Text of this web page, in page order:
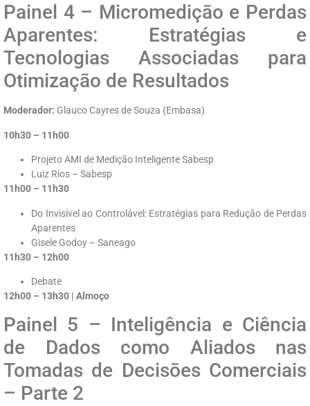
Painel 4 – Micromedição e Perdas
Aparentes: Estratégias e
Tecnologias Associadas para
Otimização de Resultados
Moderador: Glauco Cayres de Souza (Embasa)
10h30 – 11h00
Projeto AMI de Medição Inteligente Sabesp
Luiz Rios – Sabesp
11h00 – 11h30
Do Invisível ao Controlável: Estratégias para Redução de Perdas
Aparentes
Gisele Godoy – Saneago
11h30 – 12h00
Debate
12h00 – 13h30 | Almoço
Painel 5 – Inteligência e Ciência
de Dados como Aliados nas
Tomadas de Decisões Comerciais
– Parte 2